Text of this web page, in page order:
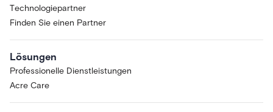
Technologiepartner
Finden Sie einen Partner
Lösungen
Professionelle Dienstleistungen
Acre Care